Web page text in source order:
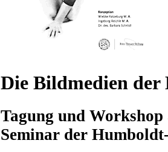
Die Bildmedien der
Tagung und
Seminar der